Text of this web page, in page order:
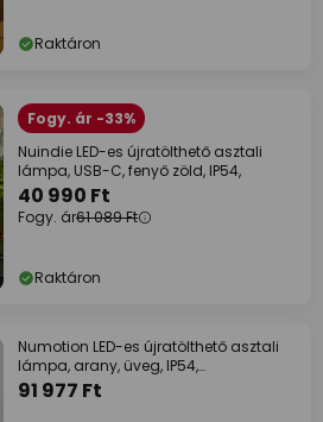
Raktáron
Fogy. ár -33%
Nuindie LED-es újratölthető asztali
lámpa, USB-C, fenyő zöld, IP54,
40 990 Ft
Fogy. ár61 089 Ft
Raktáron
Numotion LED-es újratölthető asztali
lámpa, arany, üveg, IP54,
fényerőszabályozó
91 977 Ft